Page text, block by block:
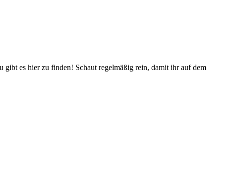
es hier zu finden! Schaut regelmäßig rein, damit ihr auf dem